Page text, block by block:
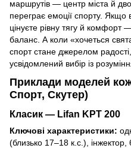
маршрутів — центр міста й
переграє емоції спорту. Якщо
цінуєте рівну тягу й
баланс. А коли «хочеться
спорт стане джерелом
усвідомлений вибір із
Приклади моделей
Спорт, Скутер)
Класик — Lifan KPT 200
Ключові характеристики:
(близько 17–18 к.с.), інжектор,